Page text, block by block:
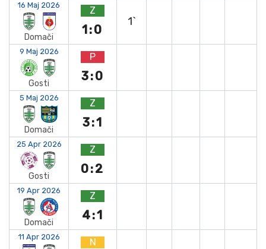
16 Maj 2026
Domači
Z
1:0
1`
9 Maj 2026
Gosti
P
3:0
5 Maj 2026
Domači
Z
3:1
25 Apr 2026
Gosti
Z
0:2
19 Apr 2026
Domači
Z
4:1
11 Apr 2026 N